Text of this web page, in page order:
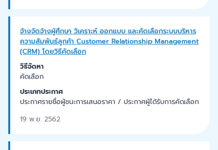
จ้างจัดจ้างผู้ศึกษา วิเคราะห์ ออกแบบ และคัดเลือกระบบบริหาร
ความสัมพันธ์ลูกค้า Customer Relationship Management
(CRM) โดยวิธีคัดเลือก
วิธีจัดหา
คัดเลือก
ประเภทประกาศ
ประกาศรายชื่อผู้ชนะการเสนอราคา / ประกาศผู้ได้รับการคัดเลือก
19 พ.ย. 2562